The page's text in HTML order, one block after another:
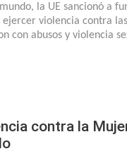
la UE sancionó a
ejercer violencia contra
con abusos y violencia
contra la